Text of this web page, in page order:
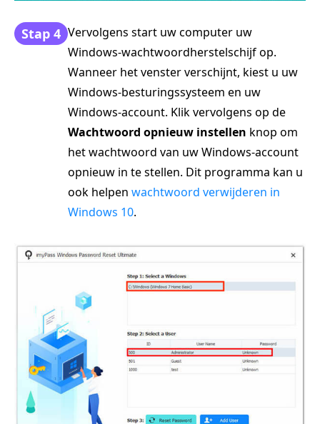
Stap 4 Vervolgens start uw computer uw
Windows-wachtwoordherstelschijf op.
Wanneer het venster verschijnt, kiest u uw
Windows-besturingssysteem en uw
Windows-account. Klik vervolgens op de
Wachtwoord opnieuw instellen knop om
het wachtwoord van uw Windows-account
opnieuw in te stellen. Dit programma kan u
ook helpen wachtwoord verwijderen in
Windows 10.